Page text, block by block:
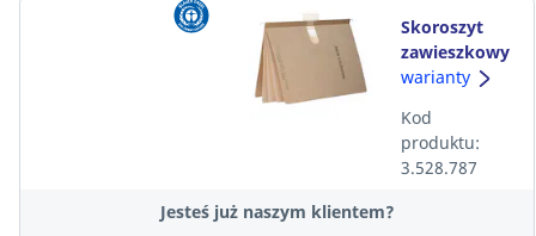
Skoroszyt
zawieszkowy
SPIRAL, A4,
osobowe,
brązowy, 10
sztuk
warianty
Kod
produktu:
3.528.787
Jesteś już naszym klientem?